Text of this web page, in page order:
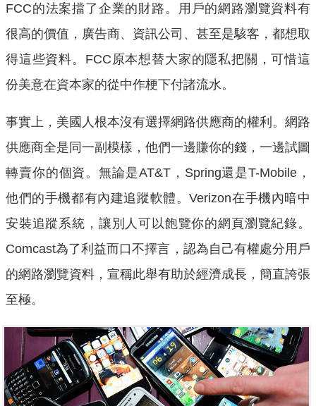
FCC的法案擋了企業的財路。用戶的網路瀏覽資料有
很高的價值，廣告商、資訊公司、甚至是駭客，都想取
得這些資料。FCC原本想替大家的隱私把關，可惜這
份美意在資本家的從中作梗下付諸流水。
事實上，美國人根本沒有選擇網路供應商的權利。網路
供應商全是同一副模樣，他們一邊賺你的錢，一邊試圖
轉賣你的個資。無論是AT&T，Spring還是T-Mobile，
他們的手機都有內建追蹤軟體。Verizon在手機內暗中
安裝追蹤系統，讓別人可以飽覽你的網頁瀏覽紀錄。
Comcast為了利益而口不擇言，認為自己有權處分用戶
的網路瀏覽資料，宣稱此舉有助於經濟成長，簡直誇張
至極。